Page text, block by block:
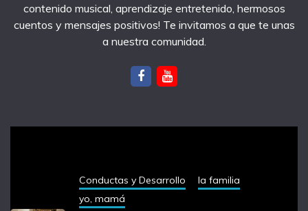
contenido musical, aprendizaje entretenido, hermosos
cuentos y mensajes positivos! Te invitamos a que te unas
a nuestra comunidad.
Conductas y Desarrollo
la familia
yo, mamá